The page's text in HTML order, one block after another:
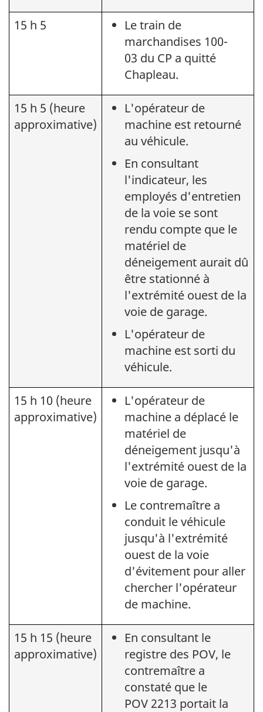
15 h 5
Le train de
marchandises 100-
03 du CP a quitté
Chapleau.
15 h 5 (heure
approximative)
L'opérateur de
machine est retourné
au véhicule.
En consultant
l'indicateur, les
employés d'entretien
de la voie se sont
rendu compte que le
matériel de
déneigement aurait dû
être stationné à
l'extrémité ouest de la
voie de garage.
L'opérateur de
machine est sorti du
véhicule.
15 h 10 (heure
approximative)
L'opérateur de
machine a déplacé le
matériel de
déneigement jusqu'à
l'extrémité ouest de la
voie de garage.
Le contremaître a
conduit le véhicule
jusqu'à l'extrémité
ouest de la voie
d'évitement pour aller
chercher l'opérateur
de machine.
15 h 15 (heure
approximative)
En consultant le
registre des POV, le
contremaître a
constaté que le
POV 2213 portait la